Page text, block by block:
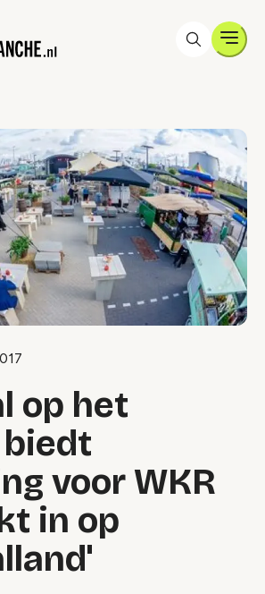
op het
voor WKR
in op